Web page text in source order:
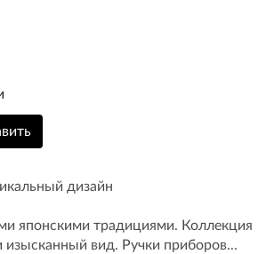
дизайн
японскими традициями. Коллекция
вид. Ручки приборов...